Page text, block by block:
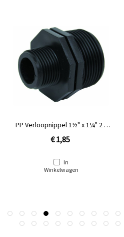
PP Verloopnippel 1½" x 1¼" 2 x
€ 1,85
In
Winkelwagen